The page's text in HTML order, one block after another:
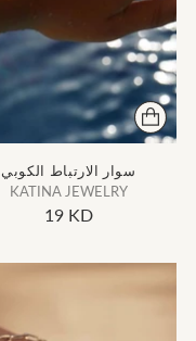
سوار الارتباط الكوبي
KATINA JEWELRY
19 KD